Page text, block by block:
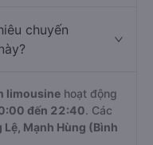
chuyến
limousine hoạt động
đến 22:40. Các
Lệ, Mạnh Hùng (Bình